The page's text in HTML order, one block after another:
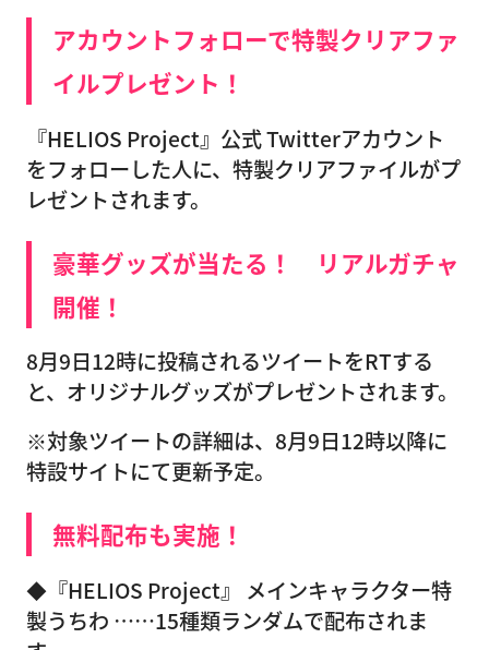
アカウントフォローで特製クリアファ
イルプレゼント！
『HELIOS Project』公式 Twitterアカウント
をフォローした人に、特製クリアファイルがプ
レゼントされます。
豪華グッズが当たる！ リアルガチャ
開催！
8月9日12時に投稿されるツイートをRTする
と、オリジナルグッズがプレゼントされます。
※対象ツイートの詳細は、8月9日12時以降に
特設サイトにて更新予定。
無料配布も実施！
◆『HELIOS Project』 メインキャラクター特
製うちわ ……15種類ランダムで配布されま